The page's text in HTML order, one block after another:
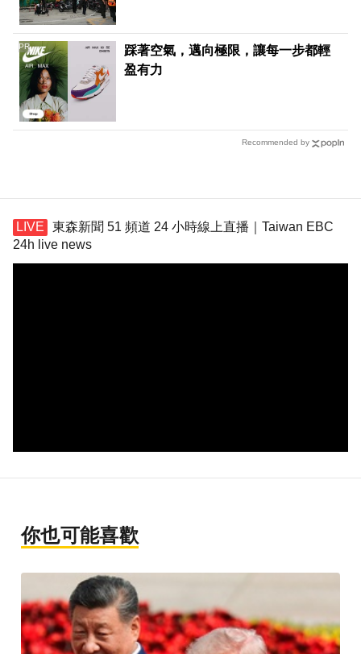
踩著空氣，邁向極限，讓每一步都輕
盈有力
PR
Recommended by
東森新聞 51 頻道 24 小時線上直播｜Taiwan EBC
24h live news
你也可能喜歡